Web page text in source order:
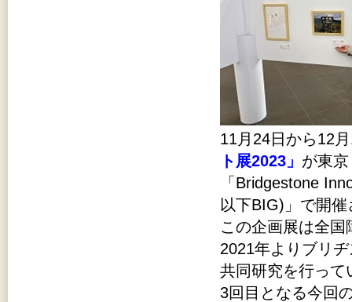
11月24日から12
ト展2023」 が東
「Bridgestone
以下BIG)」で開
この企画展は全
2021年よりブリ
共同研究を行って
3回目となる今回